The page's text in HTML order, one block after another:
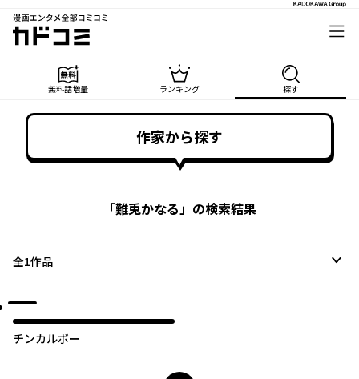
漫画エンタメ全部コミコミ
カドコミ
無料話増量 ランキング 探す
作家から探す
「難兎かなる」の検索結果
全1作品
チンカルボー